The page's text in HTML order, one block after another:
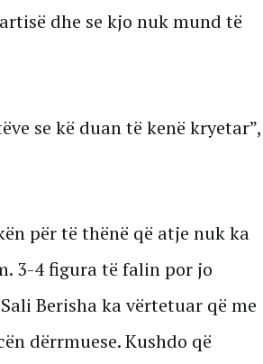
dhe se kjo nuk mund të
se kë duan të kenë kryetar”,
për të thënë që atje nuk ka
3-4 figura të falin por jo
Berisha ka vërtetuar që me
dërrmuese. Kushdo që